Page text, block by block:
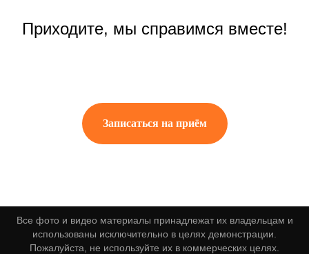
Приходите, мы справимся вместе!
Записаться на приём
Все фото и видео материалы принадлежат их владельцам и
использованы исключительно в целях демонстрации.
Пожалуйста, не используйте их в коммерческих целях.